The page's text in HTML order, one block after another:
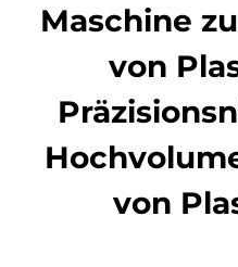
Maschine
von
von